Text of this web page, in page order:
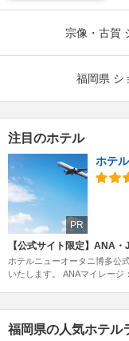
宗像・古賀
福岡県 シ
注目のホテル
PR
ホテ
【公式サイト限定】ANA
ホテルニューオータニ博多公
いたします。 ANAマイレージ
福岡県の人気ホテル